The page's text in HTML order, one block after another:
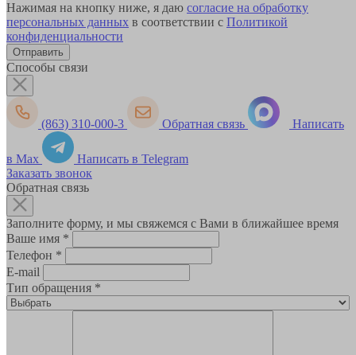
Нажимая на кнопку ниже, я даю согласие на обработку
персональных данных в соответствии с Политикой
конфиденциальности
Способы связи
(863) 310-000-3 Обратная связь Написать
в Max
Написать в Telegram
Заказать звонок
Обратная связь
Заполните форму, и мы свяжемся с Вами в ближайшее время
Ваше имя *
Телефон *
E-mail
Тип обращения *